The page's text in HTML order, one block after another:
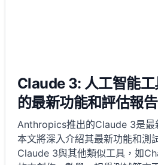
Claude 3: 人工智能
的最新功能和評估報告
Anthropics推出的Claude 3是最
本文將深入介紹其最新功能和測
Claude 3與其他類似工具，如